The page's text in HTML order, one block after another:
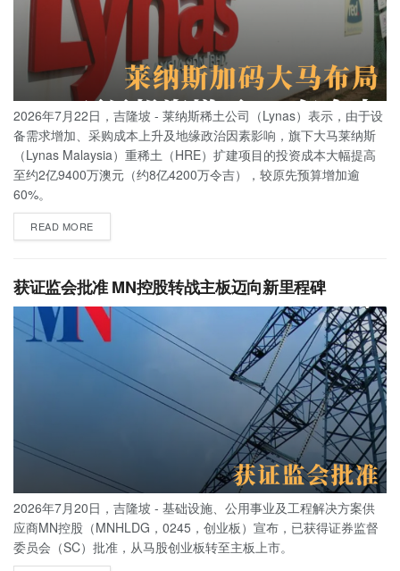
2026年7月22日，吉隆坡 - 莱纳斯稀土公司（Lynas）表示，由于设
备需求增加、采购成本上升及地缘政治因素影响，旗下大马莱纳斯
（Lynas Malaysia）重稀土（HRE）扩建项目的投资成本大幅提高
至约2亿9400万澳元（约8亿4200万令吉），较原先预算增加逾
60%。
READ MORE
获证监会批准 MN控股转战主板迈向新里程碑
2026年7月20日，吉隆坡 - 基础设施、公用事业及工程解决方案供
应商MN控股（MNHLDG，0245，创业板）宣布，已获得证券监督
委员会（SC）批准，从马股创业板转至主板上市。